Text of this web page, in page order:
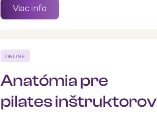
Viac info
ONLINE
Anatómia pre
pilates inštruktorov